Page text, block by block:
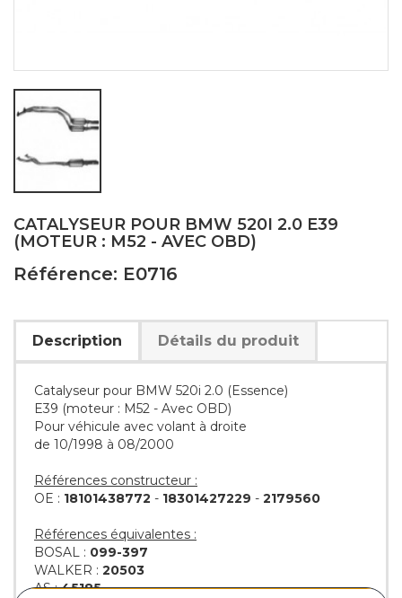
CATALYSEUR POUR BMW 520I 2.0 E39
(MOTEUR : M52 - AVEC OBD)
Référence: E0716
Description Détails du produit
Catalyseur pour BMW 520i 2.0 (Essence)
E39 (moteur : M52 - Avec OBD)
Pour véhicule avec volant à droite
de 10/1998 à 08/2000
Références constructeur :
OE : 18101438772 - 18301427229 - 2179560
Références équivalentes :
BOSAL : 099-397
WALKER : 20503
AS :45185